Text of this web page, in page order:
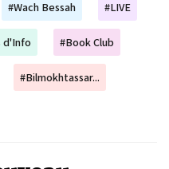
#Wach Bessah #LIVE
d'Info #Book Club
#Bilmokhtassar...